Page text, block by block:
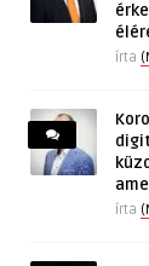
írta
írta